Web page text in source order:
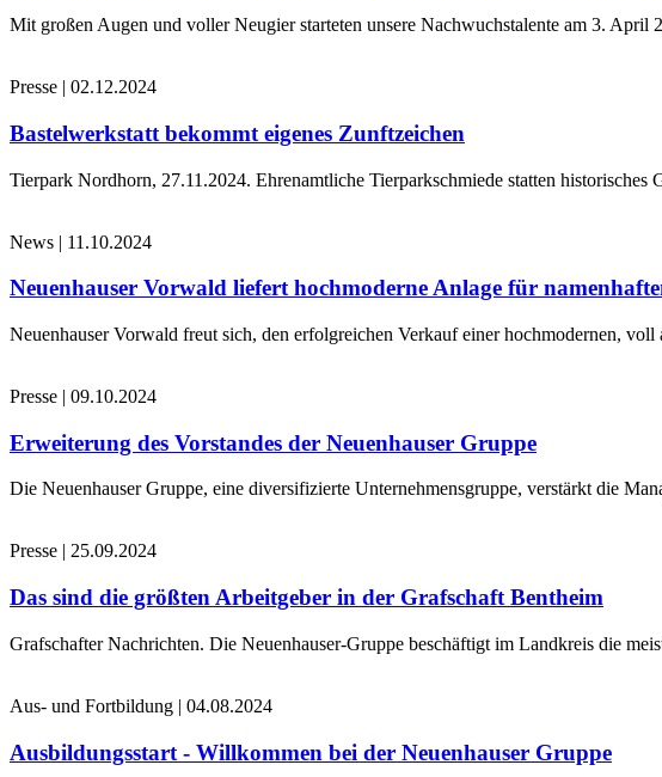
Mit großen Augen und voller Neugier starteten unsere Nachwuchstalente am 3.
Presse | 02.12.2024
Bastelwerkstatt bekommt eigenes Zunftzeichen
Tierpark Nordhorn, 27.11.2024. Ehrenamtliche Tierparkschmiede statten historisches
News | 11.10.2024
Neuenhauser Vorwald liefert hochmoderne Anlage für
Neuenhauser Vorwald freut sich, den erfolgreichen Verkauf einer hochmodernen,
Presse | 09.10.2024
Erweiterung des Vorstandes der Neuenhauser Gruppe
Die Neuenhauser Gruppe, eine diversifizierte Unternehmensgruppe, verstärkt die
Presse | 25.09.2024
Das sind die größten Arbeitgeber in der Grafschaft Bentheim
Grafschafter Nachrichten. Die Neuenhauser-Gruppe beschäftigt im Landkreis die
Aus- und Fortbildung | 04.08.2024
Ausbildungsstart - Willkommen bei der Neuenhauser Gruppe